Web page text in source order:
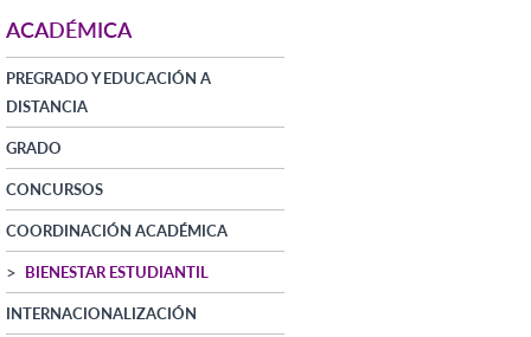
ACADÉMICA
PREGRADO Y EDUCACIÓN A
DISTANCIA
GRADO
CONCURSOS
COORDINACIÓN ACADÉMICA
BIENESTAR ESTUDIANTIL
INTERNACIONALIZACIÓN